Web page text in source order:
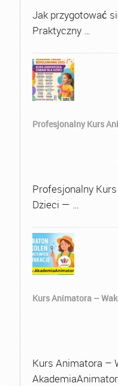
Jak przygotować
Praktyczny …
Profesjonalny Kurs
Profesjonalny
Dzieci — …
Kurs Animatora –
Kurs Animatora –